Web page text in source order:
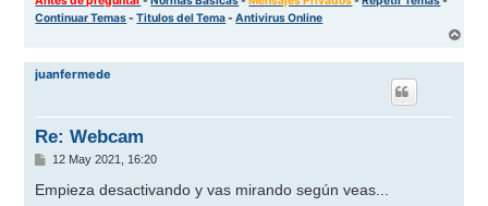
Continuar Temas-Titulos del Tema-Antivirus Online
r
juanfermede
Re: Webcam
M
n
12 May 2021, 16:20
Empieza desactivando y vas mirando según veas...